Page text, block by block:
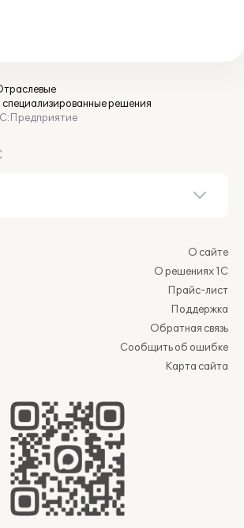
специализированные решения
О сайте
О решениях 1С
Прайс-лист
Поддержка
Обратная связь
Сообщить об ошибке
Карта сайта